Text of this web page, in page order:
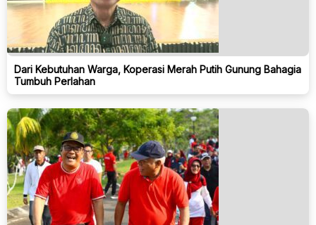
Dari Kebutuhan Warga, Koperasi Merah Putih Gunung Bahagia
Tumbuh Perlahan